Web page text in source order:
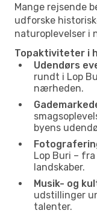
Mange rejsende
udforske
naturoplevelser i
Topaktiviteter i
Udendørs
rundt i Lop
nærheden.
byens
Lop Buri –
landskaber.
Musik- og
udstillinger
talenter.